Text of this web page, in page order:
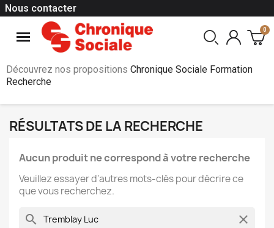
Nous contacter
Découvrez nos propositions Chronique Sociale Formation
Recherche
RÉSULTATS DE LA RECHERCHE
Aucun produit ne correspond à votre recherche
Veuillez essayer d'autres mots-clés pour décrire ce
que vous recherchez.
search clear